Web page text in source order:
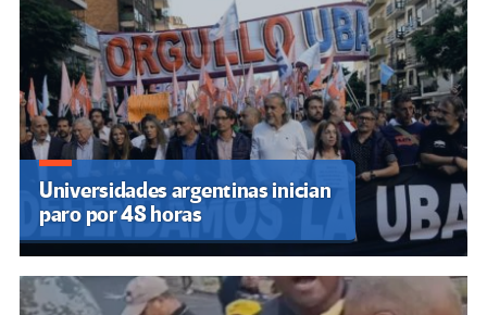
Universidades argentinas inician
paro por 48 horas